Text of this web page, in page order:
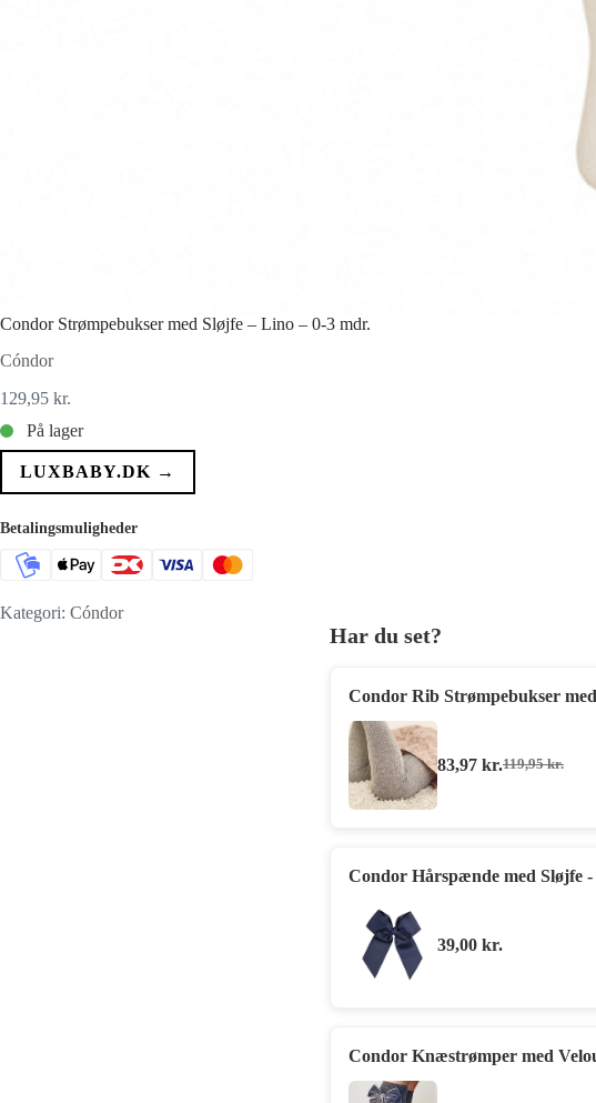
Condor Strømpebukser med Sløjfe – Lino – 0-3 mdr.
Cóndor
129,95 kr.
På lager
LUXBABY.DK →
Betalingsmuligheder
Kategori: Cóndor
Har du set?
Condor Rib Strømpebukser
119,95kr.
Den
83,97 kr.Den
Condor Hårspænde med Sløjfe
39,00 kr.
Condor Knæstrømper med